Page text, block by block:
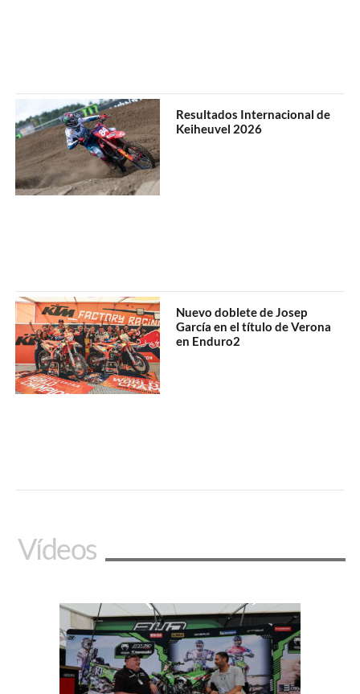
Resultados Internacional de
Keiheuvel 2026
Nuevo doblete de Josep
García en el título de Verona
en Enduro2
Vídeos